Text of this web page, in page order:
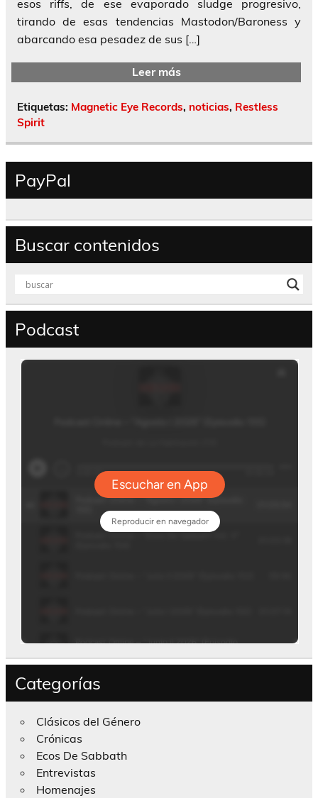
esos riffs, de ese evaporado sludge progresivo,
tirando de esas tendencias Mastodon/Baroness y
abarcando esa pesadez de sus […]
Leer más
Etiquetas: Magnetic Eye Records, noticias, Restless
Spirit
PayPal
Buscar contenidos
Podcast
Categorías
Clásicos del Género
Crónicas
Ecos De Sabbath
Entrevistas
Homenajes